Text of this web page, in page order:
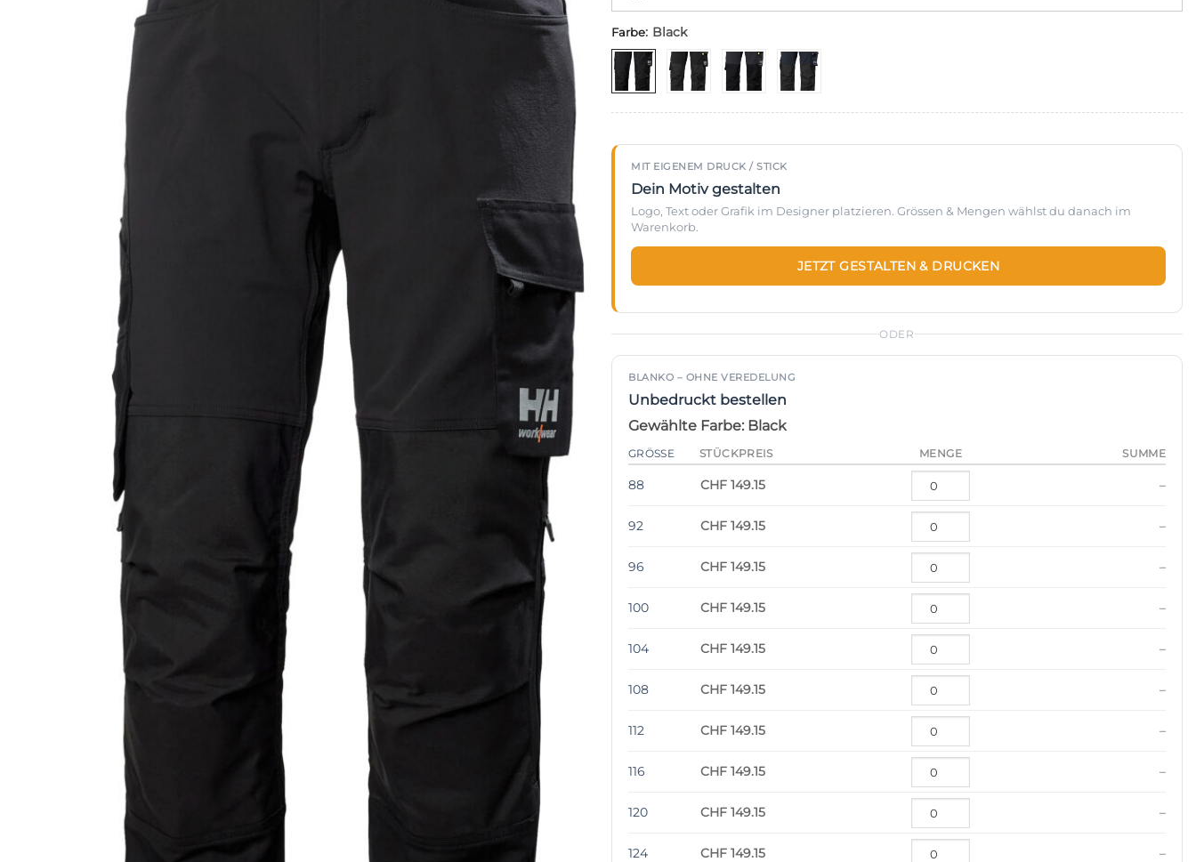
Farbe: Black
MIT EIGENEM DRUCK / STICK
Dein Motiv gestalten
Logo, Text oder Grafik im Designer platzieren. Grössen & Mengen wählst du danach im
Warenkorb.
JETZT GESTALTEN & DRUCKEN
ODER
BLANKO – OHNE VEREDELUNG
Unbedruckt bestellen
Gewählte Farbe: Black
GRÖSSE STÜCKPREIS MENGE SUMME
88 CHF 149.15 –
92 CHF 149.15 –
96 CHF 149.15 –
100 CHF 149.15 –
104 CHF 149.15 –
108 CHF 149.15 –
112 CHF 149.15 –
116 CHF 149.15 –
120 CHF 149.15 –
124 CHF 149.15 –